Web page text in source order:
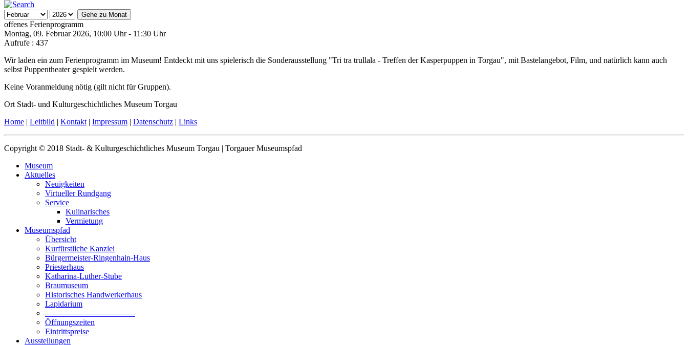
Gehe zu Monat
offenes Ferienprogramm
Montag, 09. Februar 2026, 10:00 Uhr - 11:30 Uhr
Aufrufe : 437
Wir laden ein zum Ferienprogramm im Museum! Entdeckt mit uns spielerisch die Sonderausstellung "Tri tra trullala - Treffen der Kasperpuppen in Torgau", mit Bastelangebot, Film, und natürlich kann auch
selbst Puppentheater gespielt werden.
Keine Voranmeldung nötig (gilt nicht für Gruppen).
Ort Stadt- und Kulturgeschichtliches Museum Torgau
Home | Leitbild | Kontakt | Impressum | Datenschutz | Links
Copyright © 2018 Stadt- & Kulturgeschichtliches Museum Torgau | Torgauer Museumspfad
Museum
Aktuelles
Neuigkeiten
Virtueller Rundgang
Service
Kulinarisches
Vermietung
Museumspfad
Übersicht
Kurfürstliche Kanzlei
Bürgermeister-Ringenhain-Haus
Priesterhaus
Katharina-Luther-Stube
Braumuseum
Historisches Handwerkerhaus
Lapidarium
––––––––––––––––––––––
Öffnungszeiten
Eintrittspreise
Ausstellungen